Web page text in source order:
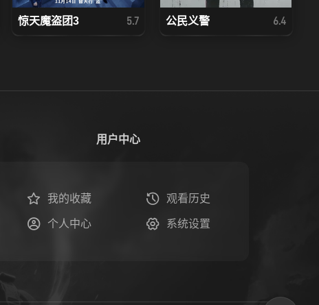
惊天魔盗团3 5.7 公民义警 6.4
用户中心
我的收藏 观看历史
个人中心 系统设置